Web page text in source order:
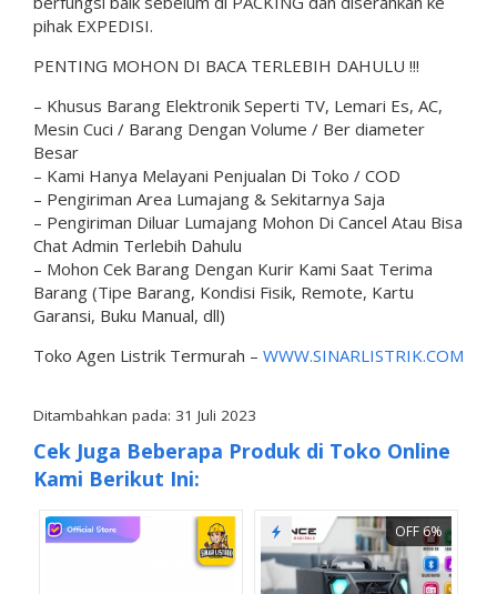
pihak EXPEDISI.
PENTING MOHON DI BACA TERLEBIH DAHULU !!!
– Khusus Barang Elektronik Seperti TV, Lemari Es, AC,
Mesin Cuci / Barang Dengan Volume / Ber diameter
Besar
– Kami Hanya Melayani Penjualan Di Toko / COD
– Pengiriman Area Lumajang & Sekitarnya Saja
– Pengiriman Diluar Lumajang Mohon Di Cancel Atau Bisa
Chat Admin Terlebih Dahulu
– Mohon Cek Barang Dengan Kurir Kami Saat Terima
Barang (Tipe Barang, Kondisi Fisik, Remote, Kartu
Garansi, Buku Manual, dll)
Toko Agen Listrik Termurah – WWW.SINARLISTRIK.COM
Ditambahkan pada: 31 Juli 2023
Cek Juga Beberapa Produk di Toko Online
Kami Berikut Ini:
OFF 6%